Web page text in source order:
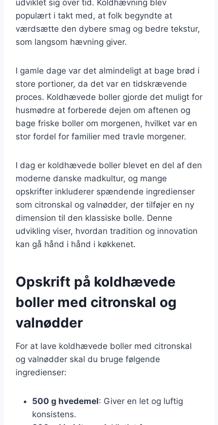
udviklet sig over tid. Koldhævning blev
populært i takt med, at folk begyndte at
værdsætte den dybere smag og bedre tekstur,
som langsom hævning giver.
I gamle dage var det almindeligt at bage brød i
store portioner, da det var en tidskrævende
proces. Koldhævede boller gjorde det muligt for
husmødre at forberede dejen om aftenen og
bage friske boller om morgenen, hvilket var en
stor fordel for familier med travle morgener.
I dag er koldhævede boller blevet en del af den
moderne danske madkultur, og mange
opskrifter inkluderer spændende ingredienser
som citronskal og valnødder, der tilføjer en ny
dimension til den klassiske bolle. Denne
udvikling viser, hvordan tradition og innovation
kan gå hånd i hånd i køkkenet.
Opskrift på koldhævede
boller med citronskal og
valnødder
For at lave koldhævede boller med citronskal
og valnødder skal du bruge følgende
ingredienser:
500 g hvedemel: Giver en let og luftig
konsistens.